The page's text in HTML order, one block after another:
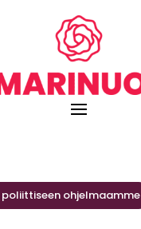
ohjelmaamme